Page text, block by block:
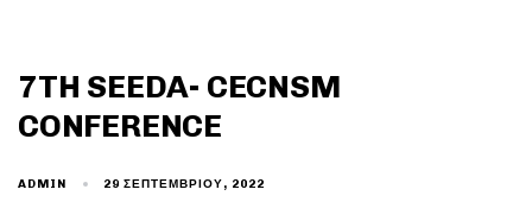
7TH SEEDA- CECNSM
CONFERENCE
ADMIN 29 ΣΕΠΤΕΜΒΡΊΟΥ, 2022